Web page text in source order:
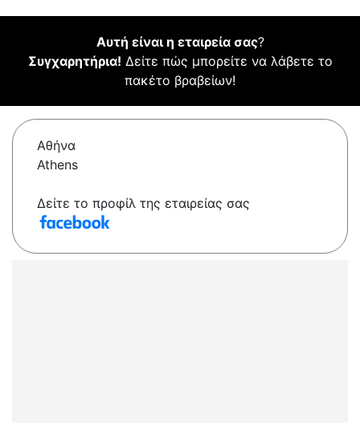
Αυτή είναι η εταιρεία σας?
Συγχαρητήρια! Δείτε πώς μπορείτε να λάβετε το
πακέτο βραβείων!
Αθήνα
Athens
Δείτε το προφίλ της εταιρείας σας